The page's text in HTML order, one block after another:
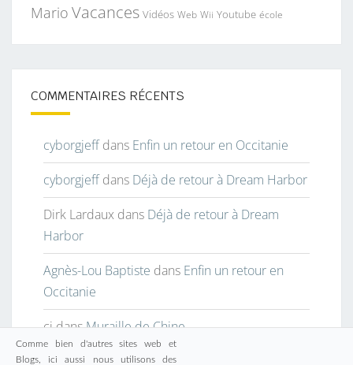
Mario Vacances Vidéos Web Wii Youtube école
COMMENTAIRES RÉCENTS
cyborgjeffdans Enfin un retour en Occitanie
cyborgjeffdans Déjà de retour à Dream Harbor
Dirk Lardaux dans Déjà de retour à Dream
Harbor
Agnès-Lou Baptiste dans Enfin un retour en
Occitanie
cjdansMuraille de Chine
Comme bien d'autres sites web et
Blogs, ici aussi nous utilisons des